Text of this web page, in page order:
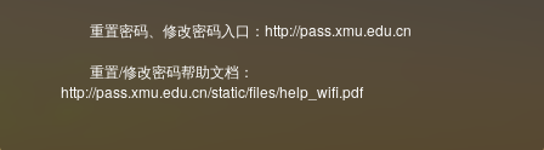
重置密码、修改密码入口：http://pass.xmu.edu.cn
重置/修改密码帮助文档：
http://pass.xmu.edu.cn/static/files/help_wifi.pdf